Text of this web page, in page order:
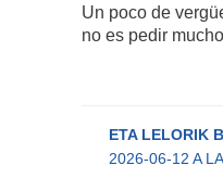
Un poco de
no es pedir
ETA LELORIK
2026-06-12 A